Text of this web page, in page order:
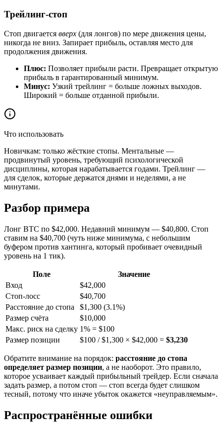
Трейлинг-стоп
Стоп двигается вверх (для лонгов) по мере движения цены,
никогда не вниз. Запирает прибыль, оставляя место для
продолжения движения.
Плюс: Позволяет прибыли расти. Превращает открытую
прибыль в гарантированный минимум.
Минус: Узкий трейлинг = больше ложных выходов.
Широкий = больше отданной прибыли.
Что использовать
Новичкам: только жёсткие стопы. Ментальные —
продвинутый уровень, требующий психологической
дисциплины, которая нарабатывается годами. Трейлинг —
для сделок, которые держатся днями и неделями, а не
минутами.
Разбор примера
Лонг BTC по $42,000. Недавний минимум — $40,800. Стоп
ставим на $40,700 (чуть ниже минимума, с небольшим
буфером против хантинга, который пробивает очевидный
уровень на 1 тик).
Поле
Значение
Вход
$42,000
Стоп-лосс
$40,700
Расстояние до стопа
$1,300 (3.1%)
Размер счёта
$10,000
Макс. риск на сделку 1% = $100
Размер позиции
$100 / $1,300 × $42,000 = $3,230
Обратите внимание на порядок: расстояние до стопа
определяет размер позиции, а не наоборот. Это правило,
которое усваивает каждый прибыльный трейдер. Если сначала
задать размер, а потом стоп — стоп всегда будет слишком
тесный, потому что иначе убыток окажется «неуправляемым».
Распространённые ошибки